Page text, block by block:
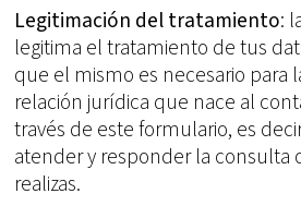
Legitimación del tratamiento:
legitima el tratamiento de tus
que el mismo es necesario para
relación jurídica que nace al
través de este formulario, es
atender y responder la consulta
realizas.